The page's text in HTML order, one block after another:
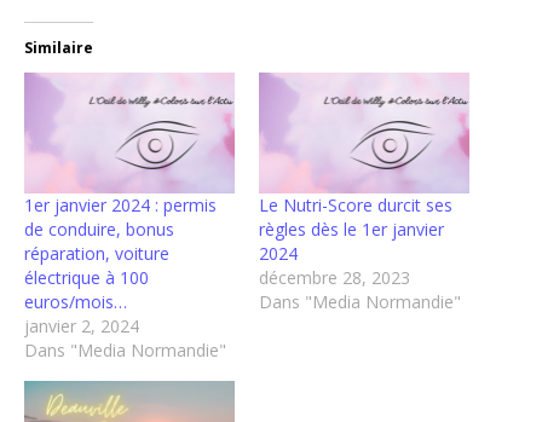
Similaire
1er janvier 2024 : permis
de conduire, bonus
réparation, voiture
électrique à 100
euros/mois…
janvier 2, 2024
Dans "Media Normandie"
Le Nutri-Score durcit ses
règles dès le 1er janvier
2024
décembre 28, 2023
Dans "Media Normandie"